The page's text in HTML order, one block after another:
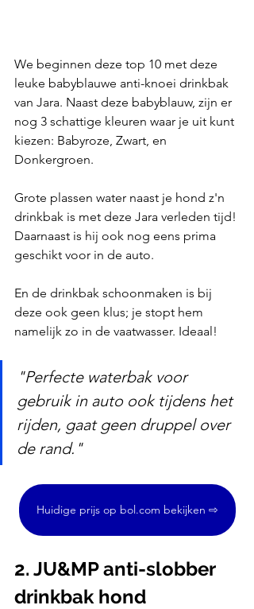
We beginnen deze top 10 met deze
leuke babyblauwe anti-knoei drinkbak
van Jara. Naast deze babyblauw, zijn er
nog 3 schattige kleuren waar je uit kunt
kiezen: Babyroze, Zwart, en
Donkergroen.
Grote plassen water naast je hond z'n
drinkbak is met deze Jara verleden tijd!
Daarnaast is hij ook nog eens prima
geschikt voor in de auto.
En de drinkbak schoonmaken is bij
deze ook geen klus; je stopt hem
namelijk zo in de vaatwasser. Ideaal!
"Perfecte waterbak voor
gebruik in auto ook tijdens het
rijden, gaat geen druppel over
de rand."
Huidige prijs op bol.com bekijken ⇨
2. JU&MP anti-slobber
drinkbak hond